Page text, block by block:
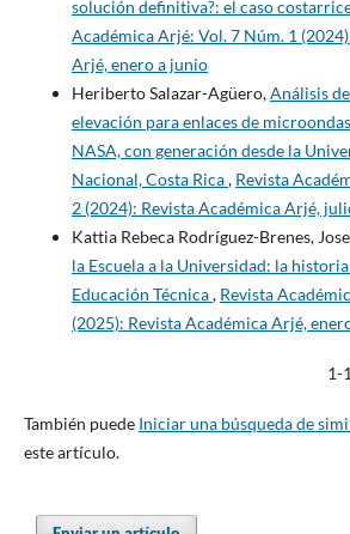
solución definitiva?: el caso
Académica Arjé: Vol. 7 Núm. 1
Arjé, enero a junio
Heriberto Salazar-Agüero,Análisis
elevación para enlaces de
NASA, con generación desde la
Nacional, Costa Rica, Revista
2 (2024): Revista Académica Arjé,
Kattia Rebeca Rodríguez-Brenes,
la Escuela a la Universidad: la
Educación Técnica, Revista
(2025): Revista Académica Arjé,
1-
También puede Iniciar una búsqueda de
este artículo.